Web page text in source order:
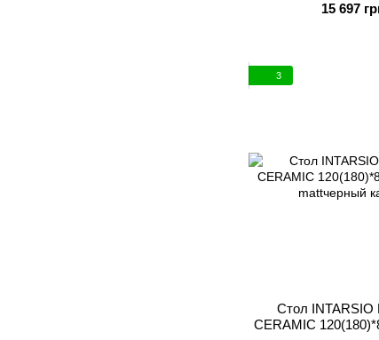
15 697
3
Стол INTARSIO
CERAMIC